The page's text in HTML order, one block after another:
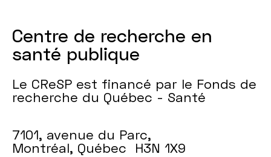
Centre de recherche en
santé publique
Le CReSP est financé par le Fonds de
recherche du Québec - Santé
7101, avenue du Parc,
Montréal, Québec H3N 1X9